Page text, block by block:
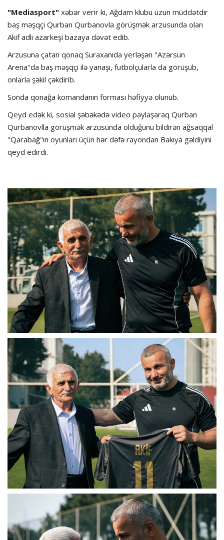
"Mediasport" xəbər verir ki, Ağdam klubu uzun müddətdir
baş məşqçi Qurban Qurbanovla görüşmək arzusunda olan
Akif adlı azarkeşi bazaya dəvət edib.
Arzusuna çatan qonaq Suraxanıda yerləşən "Azərsun
Arena"da baş məşqçi ilə yanaşı, futbolçularla da görüşüb,
onlarla şəkil çəkdirib.
Sonda qonağa komandanın forması həfiyyə olunub.
Qeyd edək ki, sosial şəbəkədə video paylaşaraq Qurban
Qurbanovlla görüşmək arzusunda olduğunu bildirən ağsaqqal
"Qarabağ"ın oyunları üçün hər dəfə rayondan Bakıya gəldiyini
qeyd edirdi.